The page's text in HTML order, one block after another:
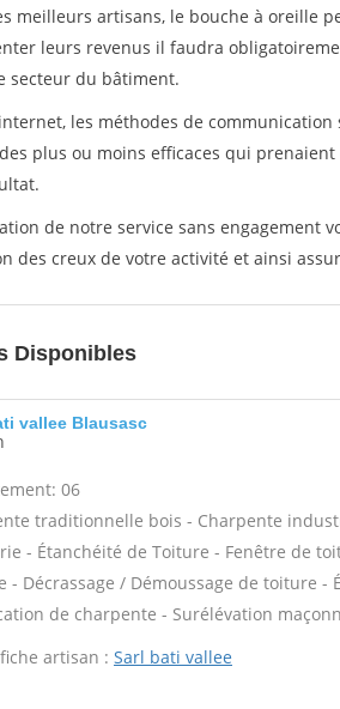
meilleurs artisans, le bouche à oreille
leurs revenus il faudra
secteur du bâtiment.
les méthodes de
plus ou moins efficaces qui
de notre service sans engagement
des creux de votre activité et ainsi
Disponibles
vallee Blausasc
06
traditionnelle bois - Charpente
- Étanchéité de Toiture - Fenêtre de
- Décrassage / Démoussage de toiture
de charpente - Surélévation
artisan : Sarl bati vallee